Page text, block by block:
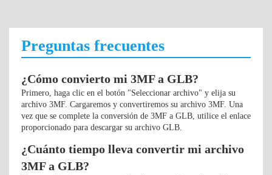
Preguntas frecuentes
¿Cómo convierto mi 3MF a GLB?
Primero, haga clic en el botón "Seleccionar archivo" y elija su
archivo 3MF. Cargaremos y convertiremos su archivo 3MF. Una
vez que se complete la conversión de 3MF a GLB, utilice el enlace
proporcionado para descargar su archivo GLB.
¿Cuánto tiempo lleva convertir mi archivo
3MF a GLB?